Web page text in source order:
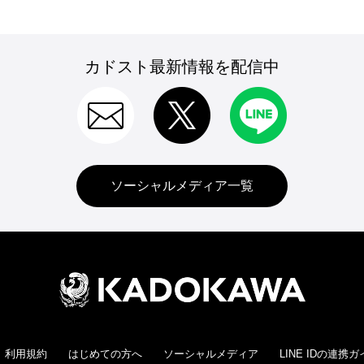
カドスト最新情報を配信中
ソーシャルメディア一覧
利用規約 はじめての方へ ソーシャルメディア LINE IDの連携ガ